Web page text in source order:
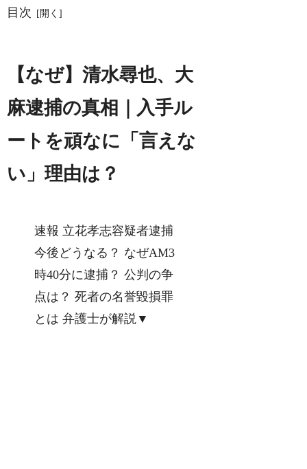
目次
【なぜ】清水尋也、大
麻逮捕の真相｜入手ル
ートを頑なに「言えな
い」理由は？
速報 立花孝志容疑者逮捕
今後どうなる？ なぜAM3
時40分に逮捕？ 公判の争
点は？ 死者の名誉毀損罪
とは 弁護士が解説▼